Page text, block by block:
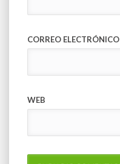
CORREO ELECTRÓNICO
WEB